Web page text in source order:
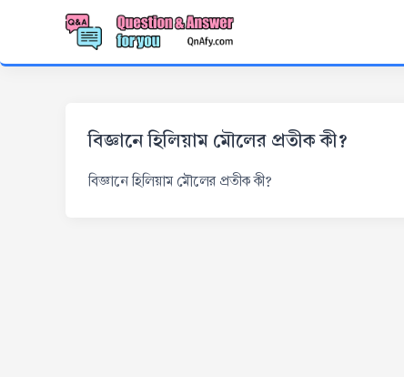
বিজ্ঞানে হিলিয়াম মৌলের প্রতীক কী?
বিজ্ঞানে হিলিয়াম মৌলের প্রতীক কী?